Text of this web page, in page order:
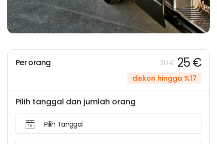
Per orang 30 € 25 €
diskon hingga %17
Pilih tanggal dan jumlah orang
Pilih Tanggal